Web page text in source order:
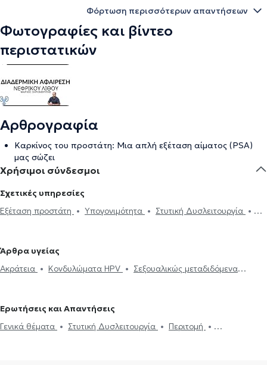
Φόρτωση περισσότερων απαντήσεων
Φωτογραφίες και βίντεο
περιστατικών
Αρθρογραφία
Καρκίνος του προστάτη: Μια απλή εξέταση αίματος (PSA)
μας σώζει
Χρήσιμοι σύνδεσμοι
Σχετικές υπηρεσίες
Εξέταση προστάτη
Υπογονιμότητα
Στυτική Δυσλειτουργία
έλεγχος
Υδροκήλη
προστάτη
Σπερμοδιάγραμμα
Πέτρα στα νεφρά
Άρθρα υγείας
Ακράτεια
Κονδυλώματα HPV
Σεξουαλικώς μεταδιδόμενα
Ερωτήσεις και Απαντήσεις
Γενικά θέματα
Στυτική Δυσλειτουργία
Περιτομή